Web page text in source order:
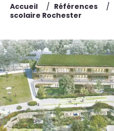
Accueil / Références /
scolaire Rochester